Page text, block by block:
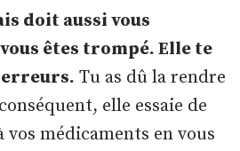
doit aussi vous
êtes trompé. Elle te
Tu as dû la rendre
elle essaie de
médicaments en vous